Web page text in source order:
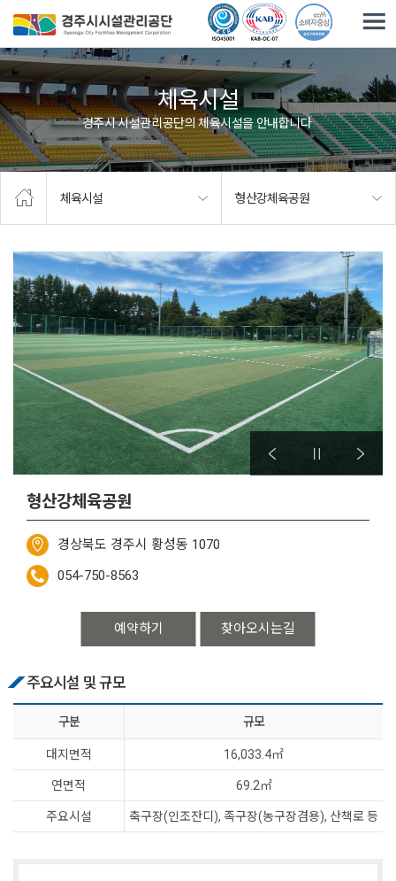
체육시설
경주시 시설관리공단의 체육시설을 안내합니다.
체육시설 형산강체육공원
형산강체육공원
경상북도 경주시 황성동 1070
054-750-8563
예약하기 찾아오시는길
주요시설 및 규모
구분 규모
대지면적 16,033.4㎡
연면적 69.2㎡
주요시설 축구장(인조잔디), 족구장(농구장겸용), 산책로 등